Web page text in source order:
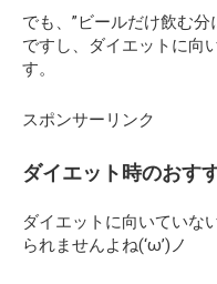
でも、”ビールだけ飲む分
ですし、ダイエットに向
す。
スポンサーリンク
ダイエット時のおす
ダイエットに向いていな
られませんよね(‘ω’)ノ